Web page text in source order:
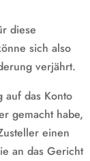
diese
sich also
verjährt.
auf das Konto
gemacht habe,
einen
an das Gericht